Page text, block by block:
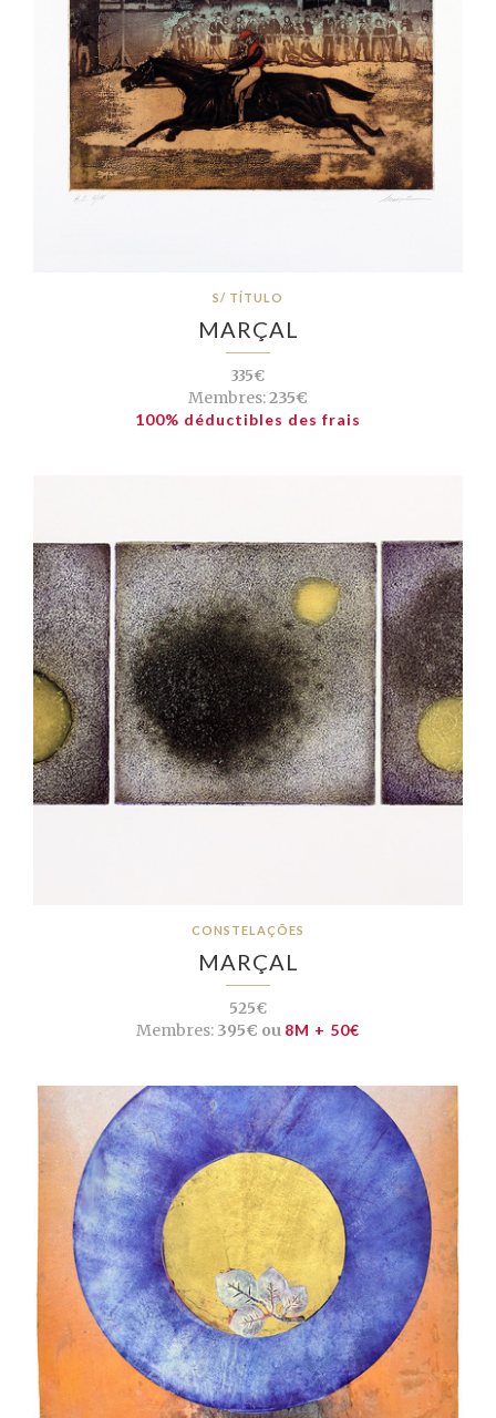
S/ TÍTULO
MARÇAL
335€
Membres:235€
100% déductibles des frais
CONSTELAÇÕES
MARÇAL
525€
Membres: 395€ ou 8M + 50€